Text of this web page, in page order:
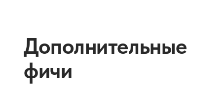
Дополнительные
фичи